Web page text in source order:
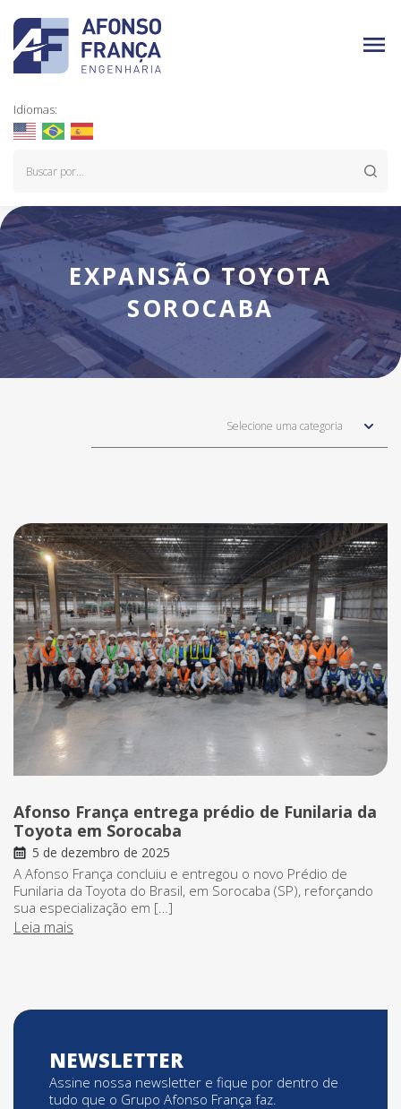
Idiomas:
EXPANSÃO TOYOTA
SOROCABA
Selecione uma categoria
Afonso França entrega prédio de Funilaria da
Toyota em Sorocaba
5 de dezembro de 2025
A Afonso França concluiu e entregou o novo Prédio de
Funilaria da Toyota do Brasil, em Sorocaba (SP), reforçando
sua especialização em […]
Leia mais
NEWSLETTER
Assine nossa newsletter e fique por dentro de
tudo que o Grupo Afonso França faz.